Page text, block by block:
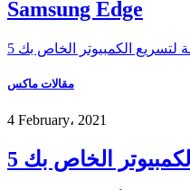
Samsung Edge
لتسريع الكمبيوتر الخاص بك
مقالات ماكس
4 February، 2021
الخاص بك